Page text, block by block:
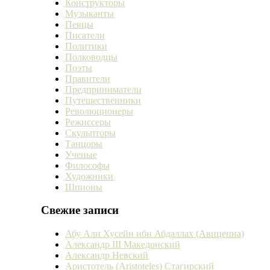
Конструкторы
Музыканты
Певцы
Писатели
Политики
Полководцы
Поэты
Правители
Предприниматели
Путешественники
Революционеры
Режиссеры
Скульпторы
Танцоры
Ученые
Философы
Художники
Шпионы
Свежие записи
Абу Али Хусейн ибн Абдаллах (Авиценна)
Александр III Македонский
Александр Невский
Аристотель (Aristoteles) Стагирский